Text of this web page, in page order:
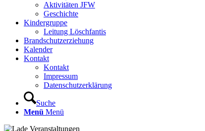
Aktivitäten JFW
Geschichte
Kindergruppe
Leitung Löschfantis
Brandschutzerziehung
Kalender
Kontakt
Kontakt
Impressum
Datenschutzerklärung
Suche
Menü Menü